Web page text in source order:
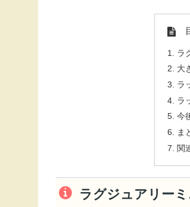
ラ
大
ラ
ラ
今
ま
関
ラグジュアリー